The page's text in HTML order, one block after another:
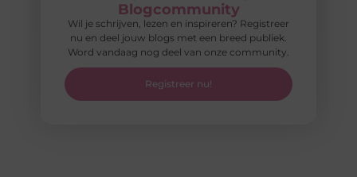
Blogcommunity
Wil je schrijven, lezen en inspireren? Registreer
nu en deel jouw blogs met een breed publiek.
Word vandaag nog deel van onze community.
Registreer nu!